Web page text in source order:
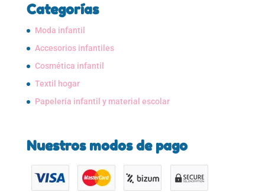
Categorías
Moda infantil
Accesorios infantiles
Cosmética infantil
Textil hogar
Papelería infantil y material escolar
Nuestros modos de pago